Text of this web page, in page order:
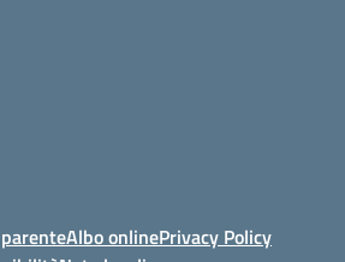
Albo onlinePrivacy Policy